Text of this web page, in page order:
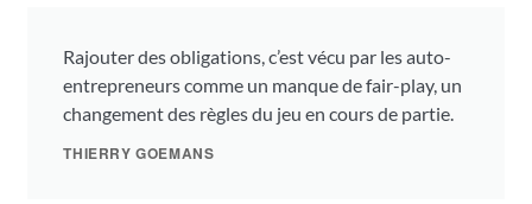
Rajouter des obligations, c’est vécu par les auto-
entrepreneurs comme un manque de fair-play, un
changement des règles du jeu en cours de partie.
THIERRY GOEMANS